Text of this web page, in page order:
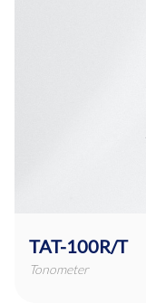
TAT-100R/T
Tonometer